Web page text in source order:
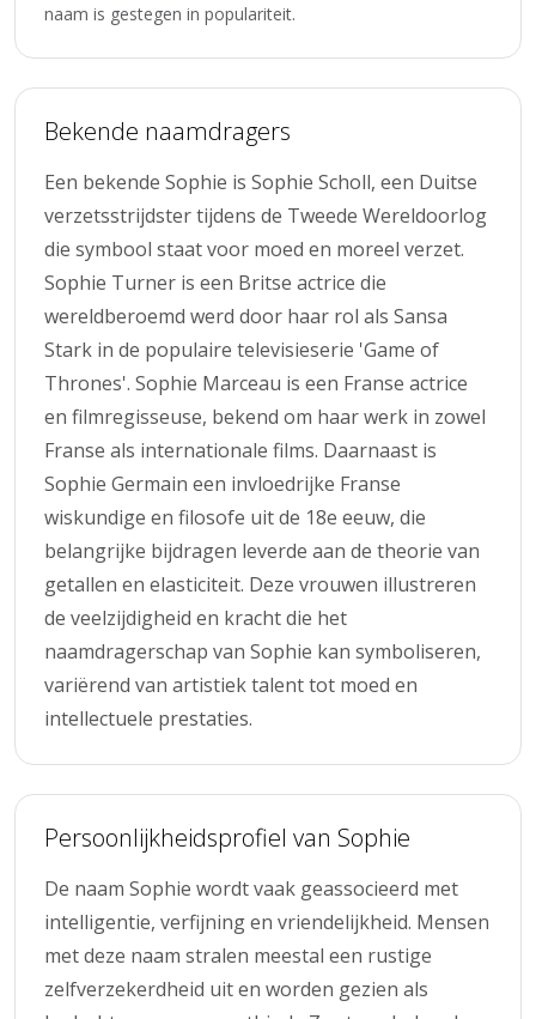
naam is gestegen in populariteit.
Bekende naamdragers
Een bekende Sophie is Sophie Scholl, een Duitse
verzetsstrijdster tijdens de Tweede Wereldoorlog
die symbool staat voor moed en moreel verzet.
Sophie Turner is een Britse actrice die
wereldberoemd werd door haar rol als Sansa
Stark in de populaire televisieserie 'Game of
Thrones'. Sophie Marceau is een Franse actrice
en filmregisseuse, bekend om haar werk in zowel
Franse als internationale films. Daarnaast is
Sophie Germain een invloedrijke Franse
wiskundige en filosofe uit de 18e eeuw, die
belangrijke bijdragen leverde aan de theorie van
getallen en elasticiteit. Deze vrouwen illustreren
de veelzijdigheid en kracht die het
naamdragerschap van Sophie kan symboliseren,
variërend van artistiek talent tot moed en
intellectuele prestaties.
Persoonlijkheidsprofiel van Sophie
De naam Sophie wordt vaak geassocieerd met
intelligentie, verfijning en vriendelijkheid. Mensen
met deze naam stralen meestal een rustige
zelfverzekerdheid uit en worden gezien als